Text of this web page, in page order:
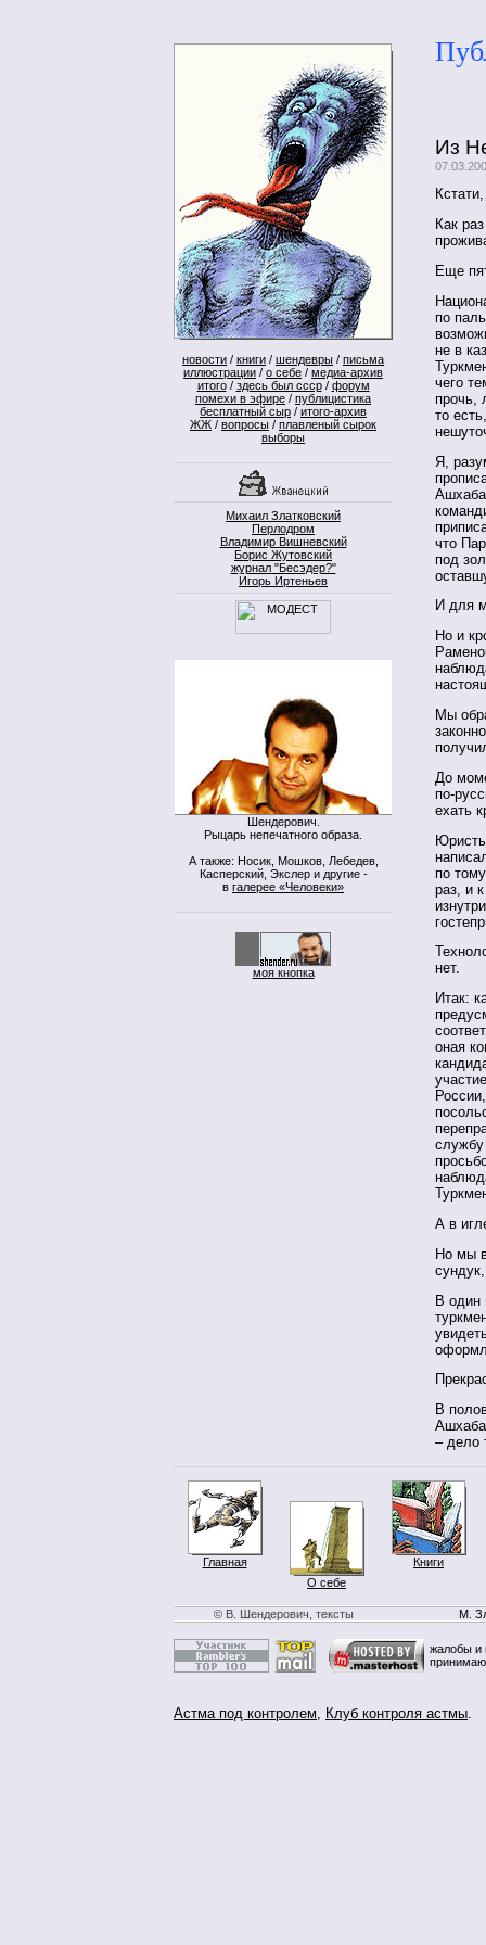
новости / книги / шендевры / письма
иллюстрации / о себе / медиа-архив
итого/ здесь был ссср/ форум
помехи в эфире / публицистика
бесплатный сыр / итого-архив
ЖЖ / вопросы / плавленый сырок
выборы
Михаил Златковский
Перлодром
Владимир Вишневский
Борис Жутовский
журнал "Бесэдер?"
Игорь Иртеньев
Шендерович.
Рыцарь непечатного образа.
А также: Носик, Мошков, Лебедев,
Касперский, Экслер и другие -
в галерее «Человеки»
моя кнопка
Из
Как
Еще
по
не в
чего
прочь,
то
Я,
что
под
И для
Но и
Мы
До
по-
ехать
по
раз, и
нет.
Итак:
оная
службу
А в
Но мы
В один
В
– дело
Главная
О себе
Книги
© В. Шендерович, тексты М.
жалобы и
Астма под контролем, Клуб контроля астмы.